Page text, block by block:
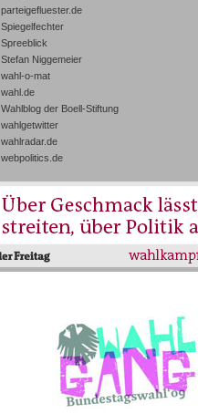
parteigefluester.de
Spiegelfechter
Spreeblick
Stefan Niggemeier
wahl-o-mat
wahl.de
Wahlblog der Boell-Stiftung
wahlgetwitter
wahlradar.de
webpolitics.de